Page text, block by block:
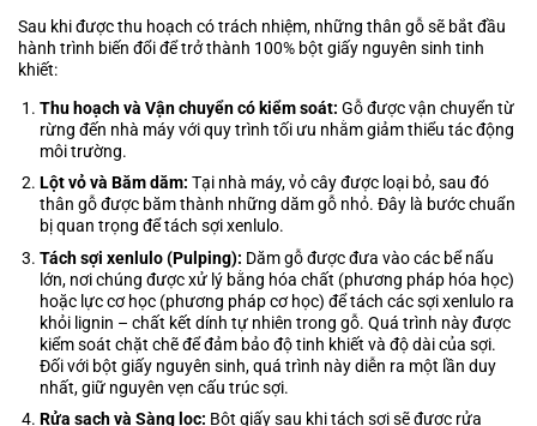
Sau khi được thu hoạch có trách nhiệm, những thân gỗ sẽ bắt đầu
hành trình biến đổi để trở thành 100% bột giấy nguyên sinh tinh
khiết:
Thu hoạch và Vận chuyển có kiểm soát: Gỗ được vận chuyển từ
rừng đến nhà máy với quy trình tối ưu nhằm giảm thiểu tác động
môi trường.
Lột vỏ và Băm dăm: Tại nhà máy, vỏ cây được loại bỏ, sau đó
thân gỗ được băm thành những dăm gỗ nhỏ. Đây là bước chuẩn
bị quan trọng để tách sợi xenlulo.
Tách sợi xenlulo (Pulping): Dăm gỗ được đưa vào các bể nấu
lớn, nơi chúng được xử lý bằng hóa chất (phương pháp hóa học)
hoặc lực cơ học (phương pháp cơ học) để tách các sợi xenlulo ra
khỏi lignin – chất kết dính tự nhiên trong gỗ. Quá trình này được
kiểm soát chặt chẽ để đảm bảo độ tinh khiết và độ dài của sợi.
Đối với bột giấy nguyên sinh, quá trình này diễn ra một lần duy
nhất, giữ nguyên vẹn cấu trúc sợi.
Rửa sạch và Sàng lọc: Bột giấy sau khi tách sợi sẽ được rửa